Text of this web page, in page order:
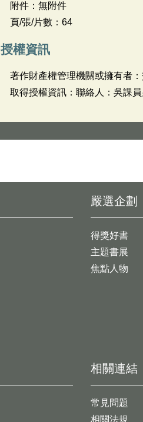
附件：無附件
頁/張/片數：64
授權資訊
著作財產權管理機關或擁有者
取得授權資訊：聯絡人：吳課
嚴選企劃
得獎好書
主題書展
焦點人物
相關連結
常見問題
相關法規